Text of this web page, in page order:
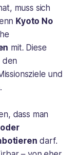
muss sich
Kyoto No
mit. Diese
den
und
dass man
darf.